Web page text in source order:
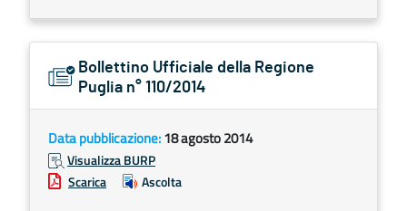
Bollettino Ufficiale della Regione
Puglia n° 110/2014
Data pubblicazione:18 agosto 2014
Visualizza BURP
Scarica
Ascolta